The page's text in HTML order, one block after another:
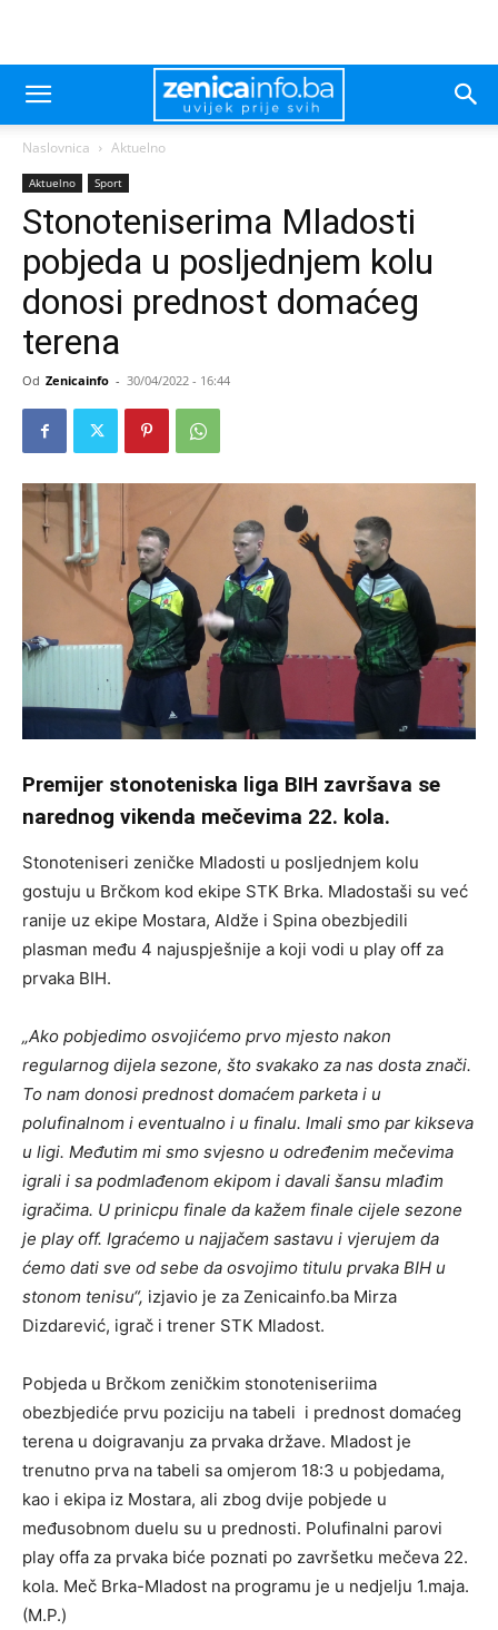
Naslovnica Aktuelno
Aktuelno Sport
Stonoteniserima Mladosti
pobjeda u posljednjem kolu
donosi prednost domaćeg
terena
Od Zenicainfo - 30/04/2022 - 16:44
Premijer stonoteniska liga BIH završava se
narednog vikenda mečevima 22. kola.
Stonoteniseri zeničke Mladosti u posljednjem kolu
gostuju u Brčkom kod ekipe STK Brka. Mladostaši su već
ranije uz ekipe Mostara, Aldže i Spina obezbjedili
plasman među 4 najuspješnije a koji vodi u play off za
prvaka BIH.
„Ako pobjedimo osvojićemo prvo mjesto nakon
regularnog dijela sezone, što svakako za nas dosta znači.
To nam donosi prednost domaćem parketa i u
polufinalnom i eventualno i u finalu. Imali smo par kikseva
u ligi. Međutim mi smo svjesno u određenim mečevima
igrali i sa podmlađenom ekipom i davali šansu mlađim
igračima. U prinicpu finale da kažem finale cijele sezone
je play off. Igraćemo u najjačem sastavu i vjerujem da
ćemo dati sve od sebe da osvojimo titulu prvaka BIH u
stonom tenisu“, izjavio je za Zenicainfo.ba Mirza
Dizdarević, igrač i trener STK Mladost.
Pobjeda u Brčkom zeničkim stonoteniseriima
obezbjediće prvu poziciju na tabeli i prednost domaćeg
terena u doigravanju za prvaka države. Mladost je
trenutno prva na tabeli sa omjerom 18:3 u pobjedama,
kao i ekipa iz Mostara, ali zbog dvije pobjede u
međusobnom duelu su u prednosti. Polufinalni parovi
play offa za prvaka biće poznati po završetku mečeva 22.
kola. Meč Brka-Mladost na programu je u nedjelju 1.maja.
(M.P.)